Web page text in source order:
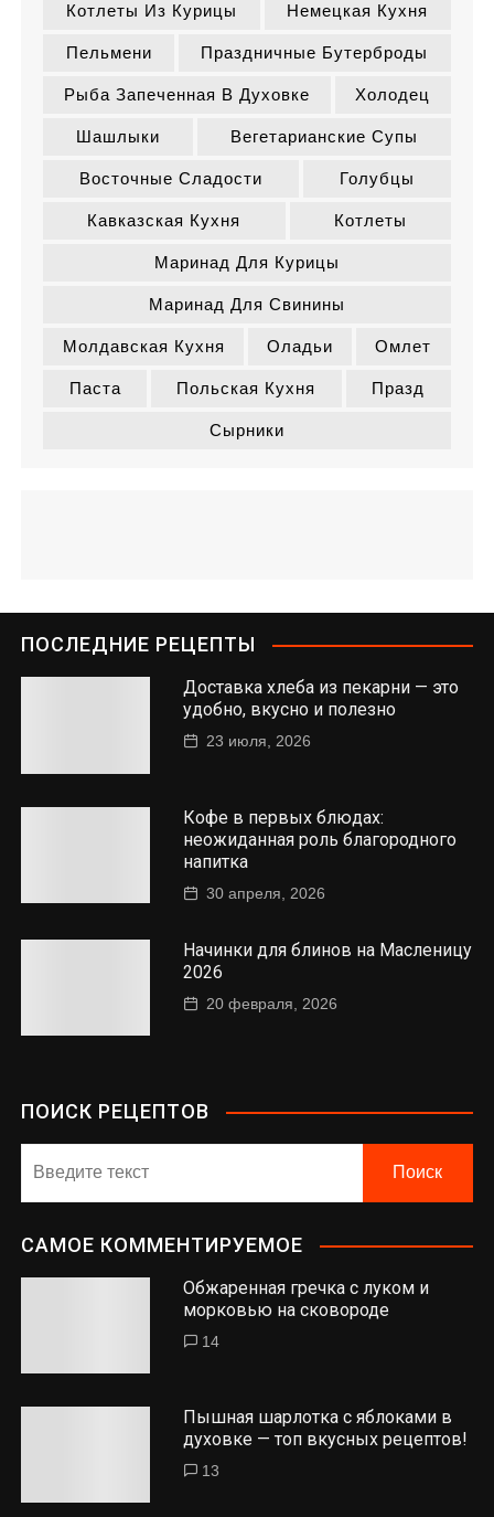
Котлеты Из Курицы Немецкая Кухня
Пельмени Праздничные Бутерброды
Рыба Запеченная В Духовке Холодец
Шашлыки Вегетарианские Супы
Восточные Сладости Голубцы
Кавказская Кухня Котлеты
Маринад Для Курицы
Маринад Для Свинины
Молдавская Кухня Оладьи Омлет
Паста Польская Кухня Празд
Сырники
ПОСЛЕДНИЕ РЕЦЕПТЫ
Доставка хлеба из пекарни — это
удобно, вкусно и полезно
23 июля, 2026
Кофе в первых блюдах:
неожиданная роль благородного
напитка
30 апреля, 2026
Начинки для блинов на Масленицу
2026
20 февраля, 2026
ПОИСК РЕЦЕПТОВ
САМОЕ КОММЕНТИРУЕМОЕ
Обжаренная гречка с луком и
морковью на сковороде
14
Пышная шарлотка с яблоками в
духовке — топ вкусных рецептов!
13